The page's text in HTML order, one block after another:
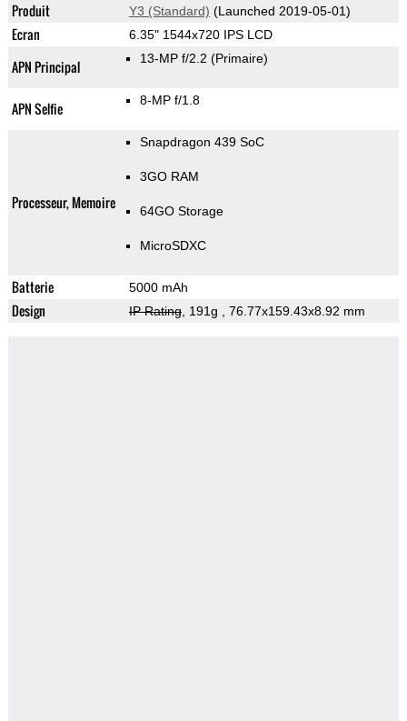
Produit Y3 (Standard) (Launched 2019-05-01)
Ecran 6.35" 1544x720 IPS LCD
APN Principal 13-MP f/2.2 (Primaire)
APN Selfie 8-MP f/1.8
Processeur, Memoire
Snapdragon 439 SoC
3GO RAM
64GO Storage
MicroSDXC
Batterie 5000 mAh
Design IP Rating, 191g , 76.77x159.43x8.92 mm